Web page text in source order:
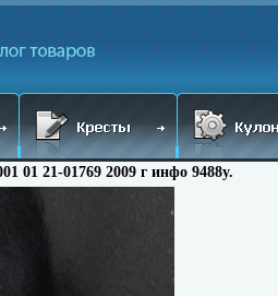
01 21-01769 2009 г инфо 9488y.